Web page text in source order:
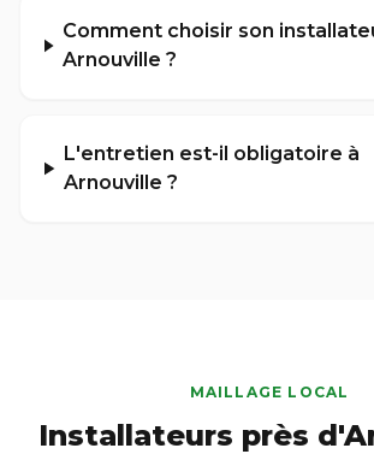
Comment choisir son
Arnouville ?
L'entretien est-il obligatoire à
Arnouville ?
MAILLAGE LOCAL
Installateurs près